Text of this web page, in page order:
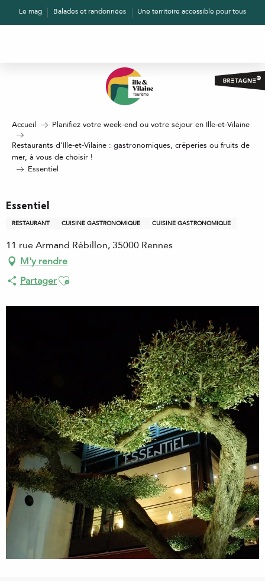
AllerLe mag Balades et randonnées Une territoire accessible pour tous
Accueil
Planifiez votre week-end ou votre séjour en Ille-et-Vilaine
Restaurants d’Ille-et-Vilaine : gastronomiques, crêperies ou fruits de
mer, à vous de choisir !
Essentiel
Essentiel
RESTAURANT CUISINE GASTRONOMIQUE CUISINE GASTRONOMIQUE
11 rue Armand Rébillon, 35000 Rennes
M'y rendre
PartagerAjouter aux favoris